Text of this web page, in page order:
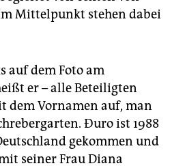
Mittelpunkt stehen dabei
auf dem Foto am
er – alle Beteiligten
dem Vornamen auf, man
Ðuro ist 1988
gekommen und
seiner Frau Diana